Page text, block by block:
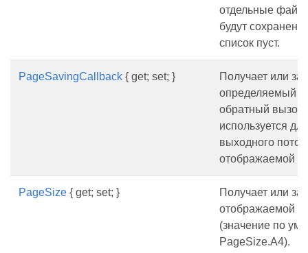
отдельные
будут
список пуст.
PageSavingCallback { get; set; }
Получает или
определяемый
обратный
используется
выходного
отображаемой
PageSize { get; set; }
Получает или
отображаемой
(значение по
PageSize.A4).